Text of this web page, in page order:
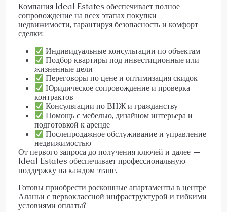
Компания Ideal Estates обеспечивает полное
сопровождение на всех этапах покупки
недвижимости, гарантируя безопасность и комфорт
сделки:
Индивидуальные консультации по объектам
Подбор квартиры под инвестиционные или
жизненные цели
Переговоры по цене и оптимизация скидок
Юридическое сопровождение и проверка
контрактов
Консультации по ВНЖ и гражданству
Помощь с мебелью, дизайном интерьера и
подготовкой к аренде
Послепродажное обслуживание и управление
недвижимостью
От первого запроса до получения ключей и далее —
Ideal Estates обеспечивает профессиональную
поддержку на каждом этапе.
Готовы приобрести роскошные апартаменты в центре
Аланьи с первоклассной инфраструктурой и гибкими
условиями оплаты?